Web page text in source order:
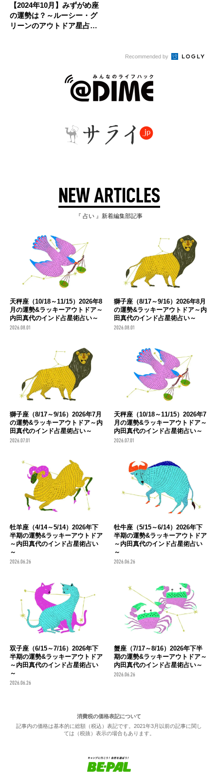
【2024年10月】みずがめ座
の運勢は？～ルーシー・グ
リーンのアウトドア星占い
Recommended by
NEW ARTICLES
『 占い 』新着編集部記事
天秤座（10/18～11/15）2026年8
月の運勢&ラッキーアウトドア～
内田真代のインド占星術占い～
2026.08.01
獅子座（8/17～9/16）2026年8月
の運勢&ラッキーアウトドア～内
田真代のインド占星術占い～
2026.08.01
獅子座（8/17～9/16）2026年7月
の運勢&ラッキーアウトドア～内
田真代のインド占星術占い～
2026.07.01
天秤座（10/18～11/15）2026年7
月の運勢&ラッキーアウトドア～
内田真代のインド占星術占い～
2026.07.01
牡羊座（4/14～5/14）2026年下
半期の運勢&ラッキーアウトドア
～内田真代のインド占星術占い
～
2026.06.26
牡牛座（5/15～6/14）2026年下
半期の運勢&ラッキーアウトドア
～内田真代のインド占星術占い
～
2026.06.26
双子座（6/15～7/16）2026年下
半期の運勢&ラッキーアウトドア
～内田真代のインド占星術占い
～
2026.06.26
蟹座（7/17～8/16）2026年下半
期の運勢&ラッキーアウトドア～
内田真代のインド占星術占い～
2026.06.26
消費税の価格表記について
記事内の価格は基本的に総額（税込）表記です。2021年3月以前の記事に関し
ては（税抜）表示の場合もあります。